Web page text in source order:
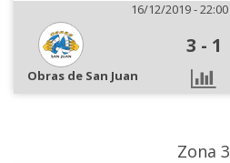
16/12/2019 - 22:00
3 - 1
Obras de San Juan
Zona 3